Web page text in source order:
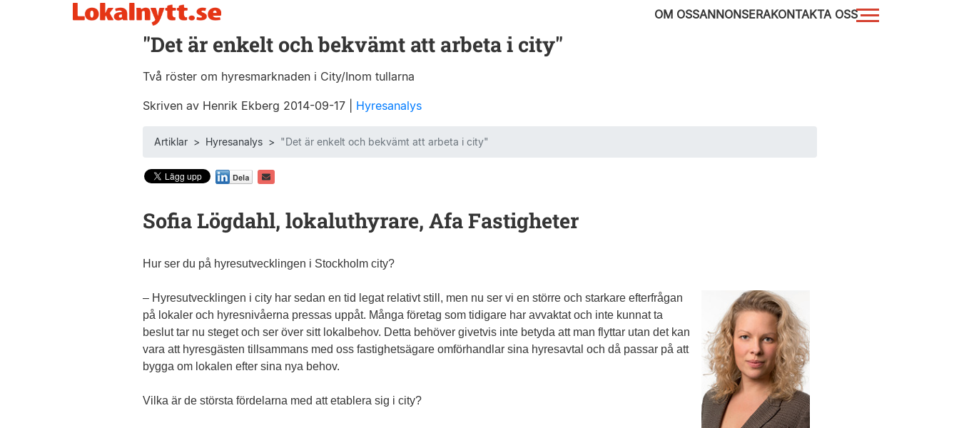
OM OSSANNONSERAKONTAKTA OSS
"Det är enkelt och bekvämt att arbeta i city"
Två röster om hyresmarknaden i City/Inom tullarna
Skriven av Henrik Ekberg 2014-09-17 Hyresanalys
Artiklar> Hyresanalys> "Det är enkelt och bekvämt att arbeta i city"
Sofia Lögdahl, lokaluthyrare, Afa Fastigheter
Hur ser du på hyresutvecklingen i Stockholm city?
– Hyresutvecklingen i city har sedan en tid legat relativt still, men nu ser vi en större och starkare efterfrågan
på lokaler och hyresnivåerna pressas uppåt. Många företag som tidigare har avvaktat och inte kunnat ta
beslut tar nu steget och ser över sitt lokalbehov. Detta behöver givetvis inte betyda att man flyttar utan det kan
vara att hyresgästen tillsammans med oss fastighetsägare omförhandlar sina hyresavtal och då passar på att
bygga om lokalen efter sina nya behov.
Vilka är de största fördelarna med att etablera sig i city?